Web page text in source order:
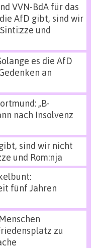
VVN-BdA für das
die AfD gibt, sind wir
und
es die AfD
an
„B-
nach Insolvenz
sind wir nicht
und Rom:nja
fünf Jahren
zu